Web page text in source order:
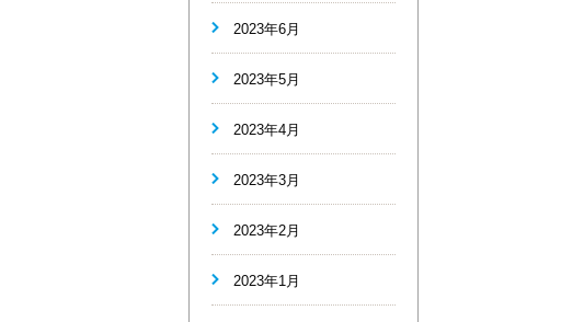
2023年6月
2023年5月
2023年4月
2023年3月
2023年2月
2023年1月